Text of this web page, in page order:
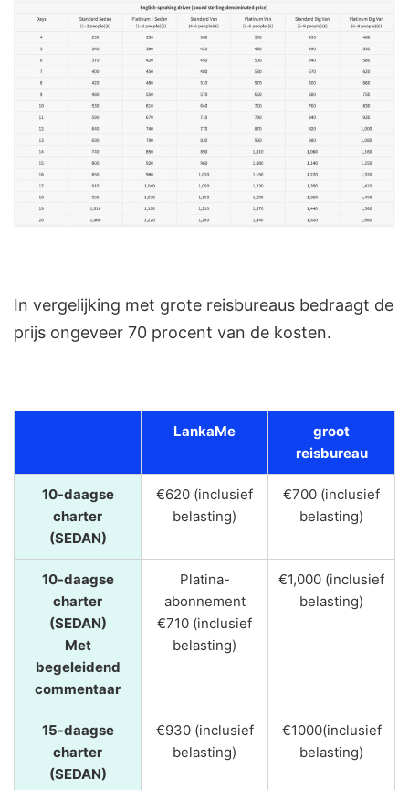
In vergelijking met grote reisbureaus bedraagt de
prijs ongeveer 70 procent van de kosten.
LankaMe
groot
reisbureau
10-daagse
charter
(SEDAN)
€620 (inclusief
belasting)
€700 (inclusief
belasting)
10-daagse
charter
(SEDAN)
Met
begeleidend
commentaar
Platina-
abonnement
€710 (inclusief
belasting)
€1,000 (inclusief
belasting)
15-daagse
charter
(SEDAN)
€930 (inclusief
belasting)
€1000(inclusief
belasting)